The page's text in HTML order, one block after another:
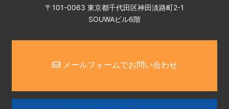
〒101-0063 東京都千代田区神田淡路町2-1
SOUWAビル6階
メールフォームでお問い合わせ